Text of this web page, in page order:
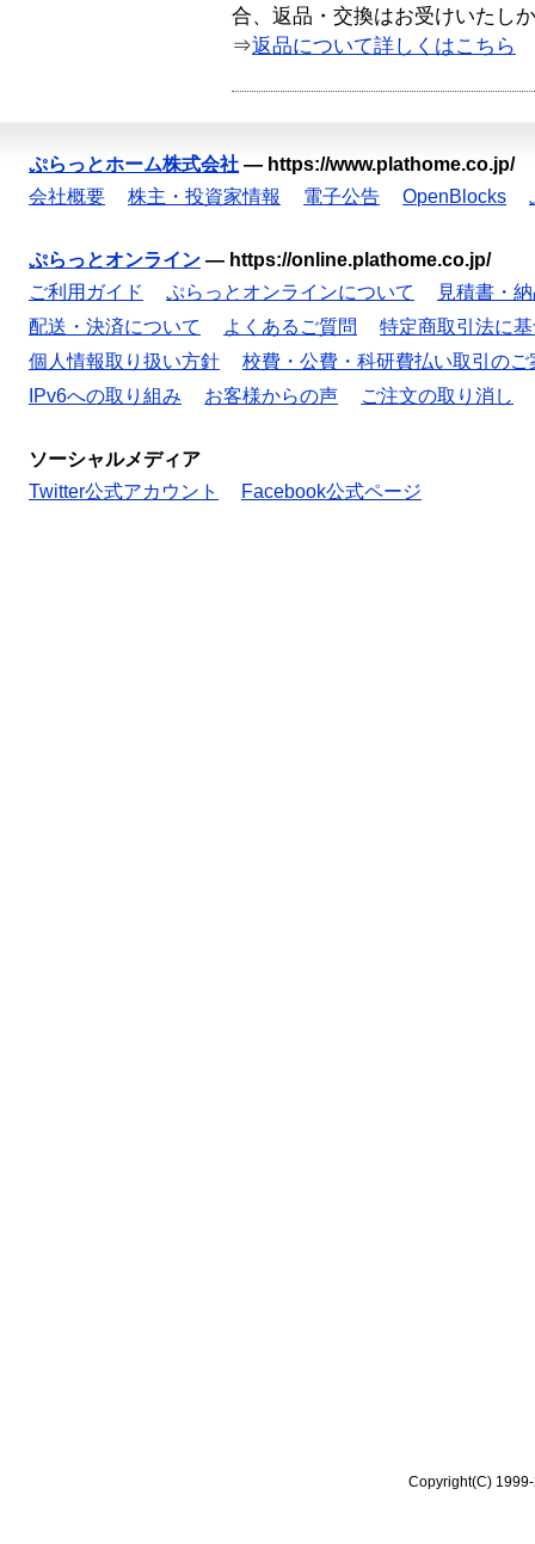
合、返品・交換はお受けいたし
⇒返品について詳しくはこちら
ぷらっとホーム株式会社 — https://www.plathome.co.jp/
会社概要
株主・投資家情報 電子公告 OpenBlocks
ぷらっとオンライン — https://online.plathome.co.jp/
ご利用ガイド
ぷらっとオンラインについて
見積書・
配送・決済について
よくあるご質問
特定商取引法に
個人情報取り扱い方針
校費・公費・科研費払い取引のご
IPv6への取り組み
お客様からの声 ご注文の取り消し
ソーシャルメディア
Twitter公式アカウント
Facebook公式ページ
Copyright(C)